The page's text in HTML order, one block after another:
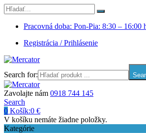
Pracovná doba: Pon-Pia: 8:30 – 16:00
Registrácia / Prihlásenie
Search for:
Zavolajte nám 0918 744 145
Search
0 Košík:0 €
V košíku nemáte žiadne položky.
Kategórie